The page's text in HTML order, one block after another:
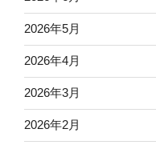
2026年5月
2026年4月
2026年3月
2026年2月